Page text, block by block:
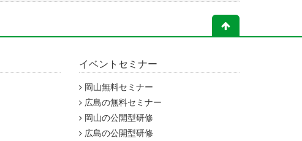
イベントセミナー
岡山無料セミナー
広島の無料セミナー
岡山の公開型研修
広島の公開型研修